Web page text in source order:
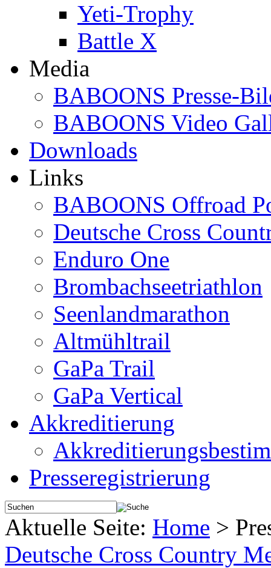
Yeti-Trophy
Battle X
Media
BABOONS Presse-
BABOONS Video
Downloads
Links
BABOONS Offroad
Deutsche Cross
Enduro One
Brombachseetriathlon
Seenlandmarathon
Altmühltrail
GaPa Trail
GaPa Vertical
Akkreditierung
Presseregistrierung
Aktuelle Seite: Home >
Deutsche Cross Country